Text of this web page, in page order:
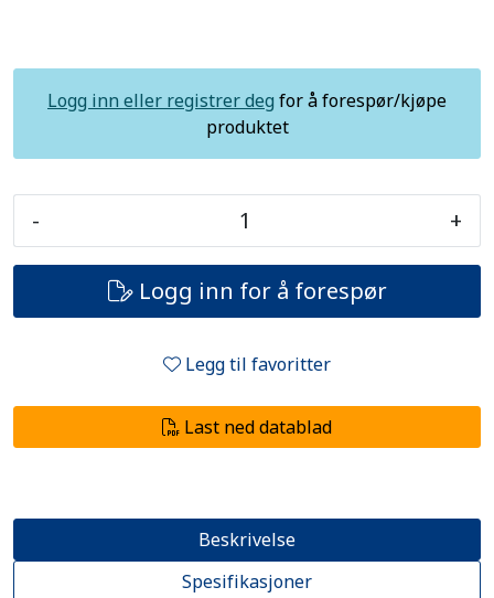
Logg inn eller registrer deg for å forespør/kjøpe
produktet
- +
Logg inn for å forespør
Legg til favoritter
Last ned datablad
Beskrivelse
Spesifikasjoner